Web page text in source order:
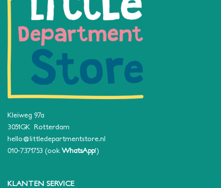
Kleiweg 97a
3051GK Rotterdam
hello@littledepartmentstore.nl
010-7371753 (ook WhatsApp!)
KLANTEN SERVICE